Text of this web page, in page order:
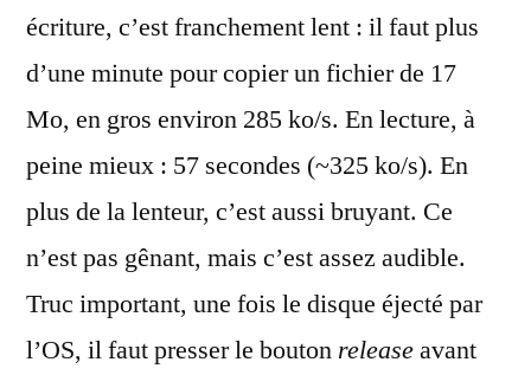
écriture, c’est franchement lent : il faut plus
d’une minute pour copier un fichier de 17
Mo, en gros environ 285 ko/s. En lecture, à
peine mieux : 57 secondes (~325 ko/s). En
plus de la lenteur, c’est aussi bruyant. Ce
n’est pas gênant, mais c’est assez audible.
Truc important, une fois le disque éjecté par
l’OS, il faut presser le bouton releaseavant